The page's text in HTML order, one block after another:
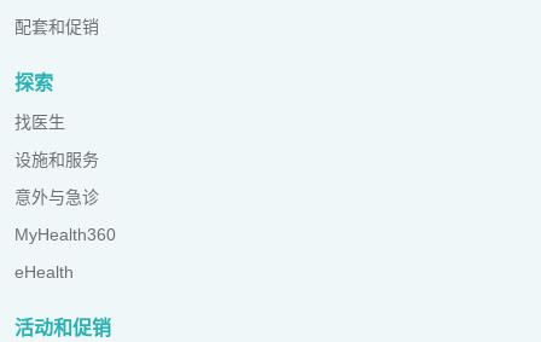
配套和促销
探索
找医生
设施和服务
意外与急诊
MyHealth360
eHealth
活动和促销